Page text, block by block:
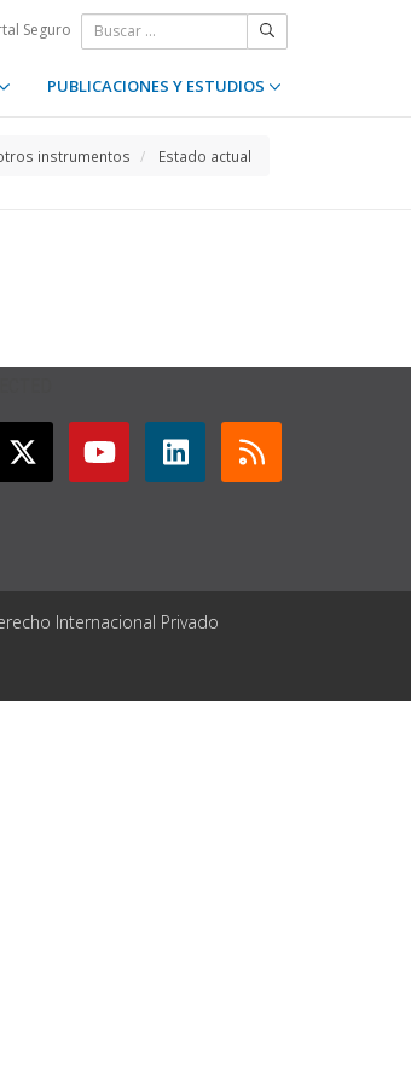
Seguro
PUBLICACIONES Y ESTUDIOS
instrumentos Estado actual
Internacional Privado